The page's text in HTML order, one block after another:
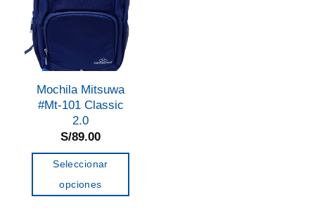
Mochila Mitsuwa
#Mt-101 Classic
2.0
S/89.00
Seleccionar
opciones